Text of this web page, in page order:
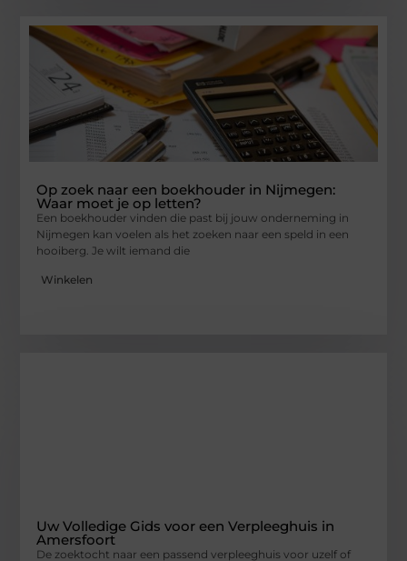
Op zoek naar een boekhouder in Nijmegen:
Waar moet je op letten?
Een boekhouder vinden die past bij jouw onderneming in
Nijmegen kan voelen als het zoeken naar een speld in een
hooiberg. Je wilt iemand die
Winkelen
Uw Volledige Gids voor een Verpleeghuis in
Amersfoort
De zoektocht naar een passend verpleeghuis voor uzelf of